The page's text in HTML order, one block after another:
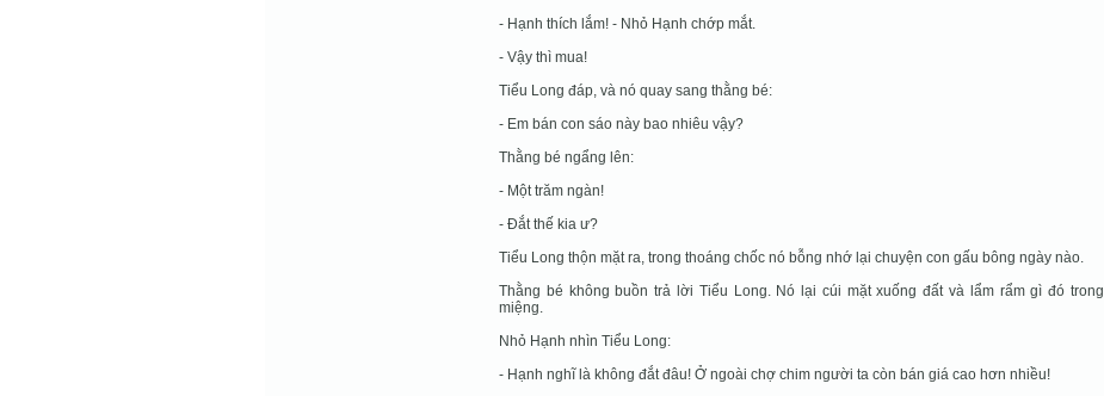
- Hạnh thích lắm! - Nhỏ Hạnh chớp mắt.
- Vậy thì mua!
Tiểu Long đáp, và nó quay sang thằng bé:
- Em bán con sáo này bao nhiêu vậy?
Thằng bé ngẩng lên:
- Một trăm ngàn!
- Đắt thế kia ư?
Tiểu Long thộn mặt ra, trong thoáng chốc nó bỗng nhớ lại chuyện con gấu bông ngày nào.
Thằng bé không buồn trả lời Tiểu Long. Nó lại cúi mặt xuống đất và lẩm rẩm gì đó trong
miệng.
Nhỏ Hạnh nhìn Tiểu Long:
- Hạnh nghĩ là không đắt đâu! Ở ngoài chợ chim người ta còn bán giá cao hơn nhiều!